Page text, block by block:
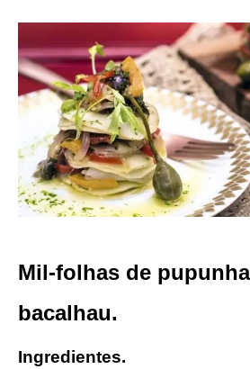
Mil-folhas de
bacalhau.
Ingredientes.